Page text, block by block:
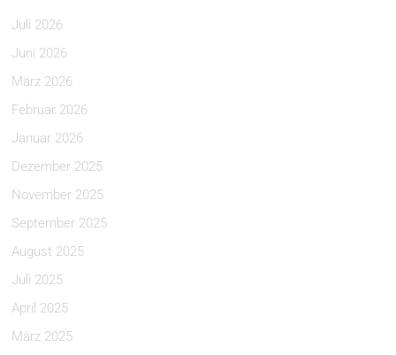
Juli 2026
Juni 2026
März 2026
Februar 2026
Januar 2026
Dezember 2025
November 2025
September 2025
August 2025
Juli 2025
April 2025
März 2025